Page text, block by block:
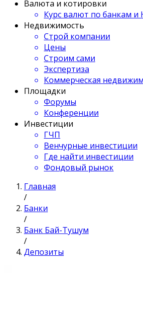
Валюта и котировки
Курс валют по банкам и
Недвижимость
Строй компании
Цены
Строим сами
Экспертиза
Коммерческая
Площадки
Форумы
Конференции
Инвестиции
ГЧП
Венчурные инвестиции
Где найти инвестиции
Фондовый рынок
Главная
/
Банки
/
Банк Бай-Тушум
/
Депозиты